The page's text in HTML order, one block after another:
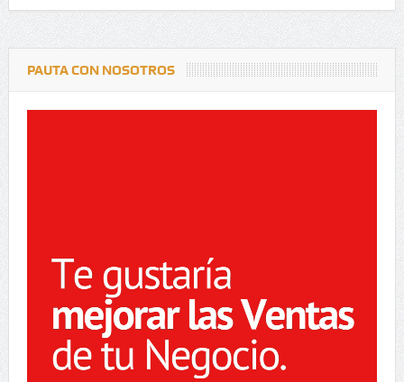
PAUTA CON NOSOTROS